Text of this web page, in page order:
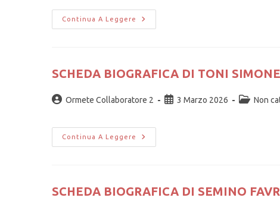
Continua A Leggere
SCHEDA BIOGRAFICA DI TONI SIMONE
Ormete Collaboratore 2 3 Marzo 2026 Non
Continua A Leggere
SCHEDA BIOGRAFICA DI SEMINO